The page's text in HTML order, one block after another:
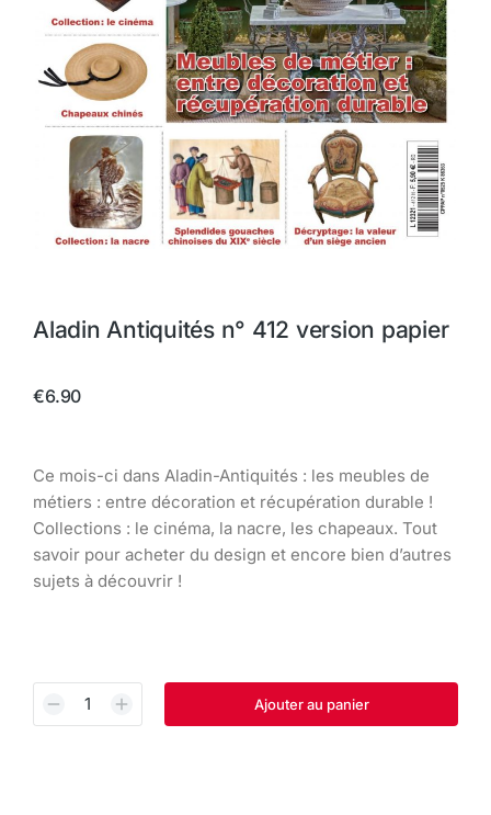
Aladin Antiquités n° 412 version papier
€6.90
Ce mois-ci dans Aladin-Antiquités : les meubles de
métiers : entre décoration et récupération durable !
Collections : le cinéma, la nacre, les chapeaux. Tout
savoir pour acheter du design et encore bien d’autres
sujets à découvrir !
Ajouter au panier